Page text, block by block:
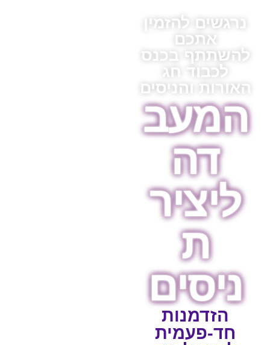
נרגשים להזמין
אתכם
להשתתף בכנס
לכבוד חג
האורות והניסים
המעב
דה
ליציר
ת
ניסים
הזדמנות
חד-פעמית